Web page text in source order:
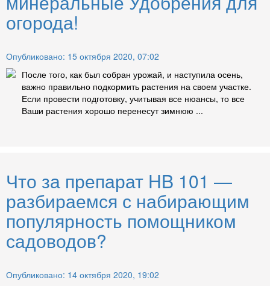
огорода!
Опубликовано: 15 октября 2020, 07:02
После того, как был собран урожай, и наступила осень,
важно правильно подкормить растения на своем участке.
Если провести подготовку, учитывая все нюансы, то все
Ваши растения хорошо перенесут зимнюю ...
Что за препарат HB 101 —
разбираемся с набирающим
популярность помощником
садоводов?
Опубликовано: 14 октября 2020, 19:02